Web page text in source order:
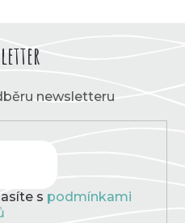
newsletteru
s podmínkami